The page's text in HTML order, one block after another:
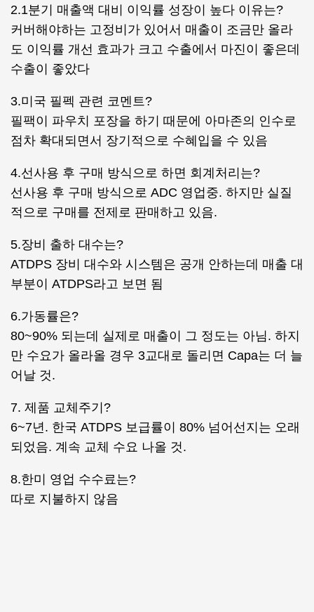
2.1분기 매출액 대비 이익률 성장이 높다 이유는?
커버해야하는 고정비가 있어서 매출이 조금만 올라
도 이익률 개선 효과가 크고 수출에서 마진이 좋은데
수출이 좋았다
3.미국 필펙 관련 코멘트?
필팩이 파우치 포장을 하기 때문에 아마존의 인수로
점차 확대되면서 장기적으로 수혜입을 수 있음
4.선사용 후 구매 방식으로 하면 회계처리는?
선사용 후 구매 방식으로 ADC 영업중. 하지만 실질
적으로 구매를 전제로 판매하고 있음.
5.장비 출하 대수는?
ATDPS 장비 대수와 시스템은 공개 안하는데 매출 대
부분이 ATDPS라고 보면 됨
6.가동률은?
80~90% 되는데 실제로 매출이 그 정도는 아님. 하지
만 수요가 올라올 경우 3교대로 돌리면 Capa는 더 늘
어날 것.
7. 제품 교체주기?
6~7년. 한국 ATDPS 보급률이 80% 넘어선지는 오래
되었음. 계속 교체 수요 나올 것.
8.한미 영업 수수료는?
따로 지불하지 않음